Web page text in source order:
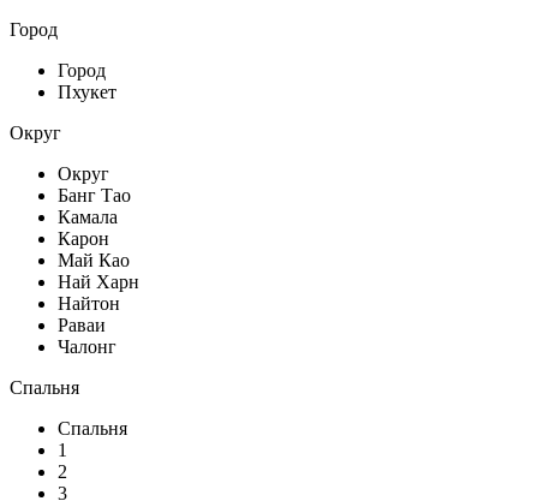
Город
Город
Пхукет
Округ
Округ
Банг Тао
Камала
Карон
Май Као
Най Харн
Найтон
Раваи
Чалонг
Спальня
Спальня
1
2
3